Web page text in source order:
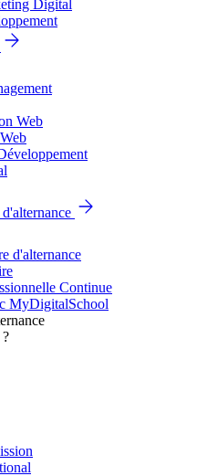
Digital
Web
d'alternance
Continue
MyDigitalSchool